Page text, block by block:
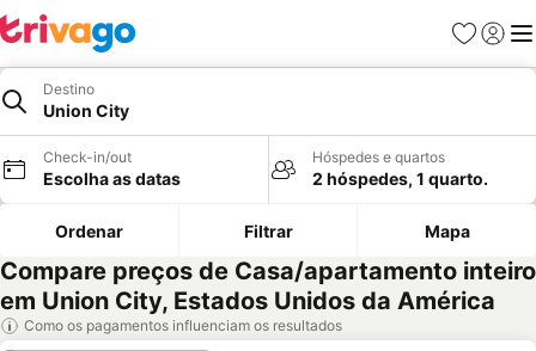
Favoritos
Iniciar
Destino
Union City
Check-in/out
Escolha as datas
Hóspedes e quartos
2 hóspedes, 1 quarto.
Ordenar Filtrar Mapa
Compare preços de Casa/apartamento inteiro
em Union City, Estados Unidos da América
Como os pagamentos influenciam os resultados